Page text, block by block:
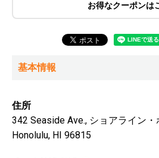
お得なクーポンは
基本情報
住所
342 Seaside Ave., ショアライン
Honolulu, HI 96815